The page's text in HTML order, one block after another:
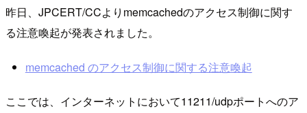
昨日、JPCERT/CCよりmemcachedのアクセス制御に関す
る注意喚起が発表されました。
memcached のアクセス制御に関する注意喚起
ここでは、インターネットにおいて11211/udpポートへのア